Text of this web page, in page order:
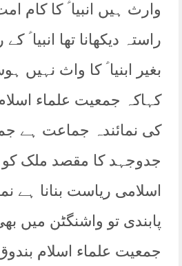
وارث ہیں انبیا ؑ کا کام
راستہ دیکھانا تھا انبیا
بغیر ابنیا ؑ کا واث نہیں
کہاکہ جمعیت علماء
کی نمائندہ جماعت ہے
جدوجہد کا مقصد ملک کو
اسلامی ریاست بنانا ہے
پابندی تو واشنگٹن میں
جمعیت علماء اسلام